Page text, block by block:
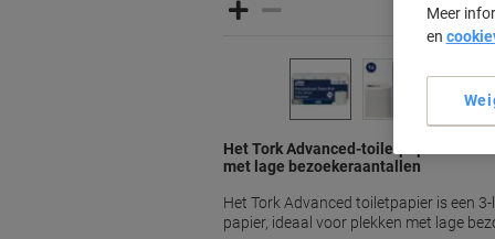
Het Tork Advanced-toiletpapier biedt
met lage bezoekeraantallen
Het Tork Advanced toiletpapier is een
papier, ideaal voor plekken met lage
Meer
en